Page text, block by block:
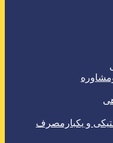
و یکبارمصرف